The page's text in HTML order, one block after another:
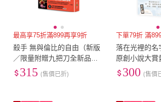
最高享75折滿899再享9折
殺手 無與倫比的自由（新版
／限量附贈九把刀全新品種
愛情喜劇《請問 還有哪裡需
要加強》電影海報）
315 (售價已折)
下單79折 滿
落在光裡的名
原創小說大賞
品！)
300 (售價